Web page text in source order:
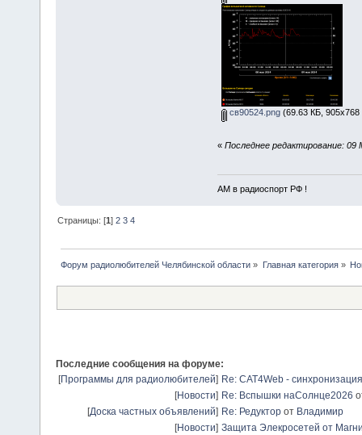
св90524.png(69.63 КБ, 905x768
« Последнее редактирование: 09
АМ в радиоспорт РФ !
Страницы: [1]2 3 4
Форум радиолюбителей Челябинской области » Главная категория»
Последние сообщения на форуме:
[Программы для радиолюбителей] Re: CAT4Web -
[Новости] Re: Вспышки наСолнце2026
[Доска частных объявлений] Re: Редуктор от Владимир
[Новости] Защита Элекросетей от